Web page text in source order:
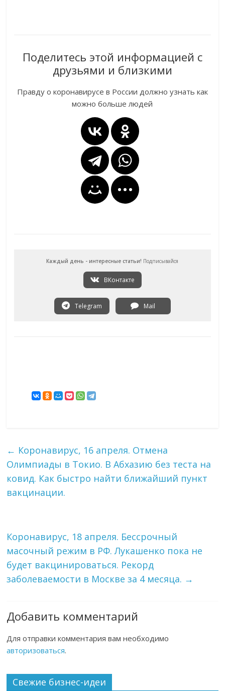
Поделитесь этой информацией с
друзьями и близкими
Правду о коронавирусе в России должно узнать как
можно больше людей
Каждый день - интересные статьи! Подписывайся
ВКонтакте
Telegram Mail
← Коронавирус, 16 апреля. Отмена
Олимпиады в Токио. В Абхазию без теста на
ковид. Как быстро найти ближайший пункт
вакцинации.
Коронавирус, 18 апреля. Бессрочный
масочный режим в РФ. Лукашенко пока не
будет вакцинироваться. Рекорд
заболеваемости в Москве за 4 месяца. →
Добавить комментарий
Для отправки комментария вам необходимо
авторизоваться.
Свежие бизнес-идеи